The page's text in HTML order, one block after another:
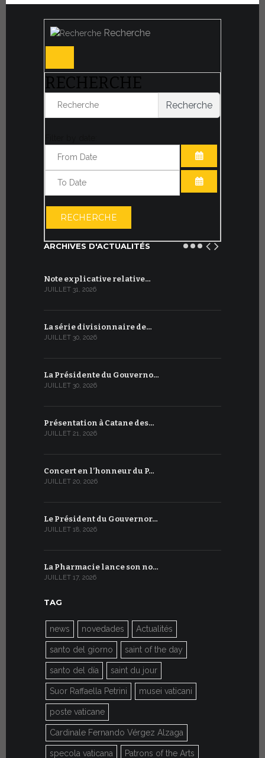
Recherche
RECHERCHE
Recherche
OUVRIR LE
RECHERCHE
ARCHIVES D'ACTUALITÉS
Note explicative relative…
JUILLET 31, 2026
La série divisionnaire de…
JUILLET 30, 2026
La Présidente du Gouverno…
JUILLET 30, 2026
Présentation à Catane des…
JUILLET 21, 2026
Concert en l’honneur du P…
JUILLET 20, 2026
Le Président du Gouvernor…
JUILLET 18, 2026
La Pharmacie lance son no…
JUILLET 17, 2026
TAG
news novedades Actualités
santo del giorno saint of the day
santo del día saint du jour
Suor Raffaella Petrini musei vaticani
poste vaticane
Cardinale Fernando Vérgez Alzaga
specola vaticana Patrons of the Arts